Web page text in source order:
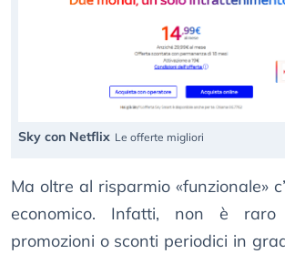
Sky con Netflix Le offerte migliori
Ma oltre al risparmio «funzionale»
economico. Infatti, non è
promozioni o sconti periodici in